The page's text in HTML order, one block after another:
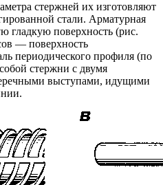
стержней их изготовляют
стали. Арматурная
гладкую поверхность (рис.
— поверхность
периодического профиля (по
стержни с двумя
выступами, идущими